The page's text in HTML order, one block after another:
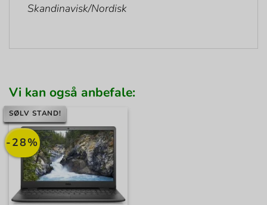
Skandinavisk/Nordisk
Vi kan også anbefale:
-28%
SØLV STAND!